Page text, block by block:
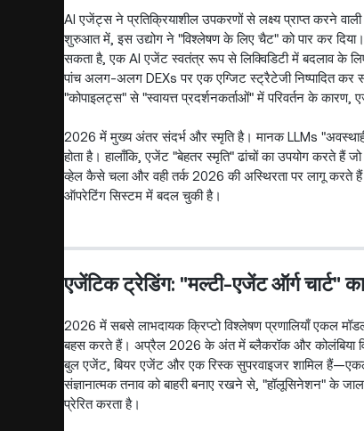
AI एजेंट्स ने प्रतिक्रियाशील उपकरणों से लक्ष्य प्राप्त करने
शुरुआत में, इस उद्योग ने "विश्लेषण के लिए चैट" को पार कर
सकता है, एक AI एजेंट स्वतंत्र रूप से लिक्विडिटी में बदलाव के
पांच अलग-अलग DEXs पर एक एग्जिट स्ट्रैटेजी निष्पादित
"कोपाइलट्स" से "स्वायत्त प्रदर्शनकर्ताओं" में परिवर्तन के
2026 में मुख्य अंतर संदर्भ और स्मृति है। मानक LLMs
होता है। हालाँकि, एजेंट "बेहतर स्मृति" ढांचों का उपयोग करते
व्हेल कैसे चला और वही तर्क 2026 की अस्थिरता पर लागू करते
ऑपरेटिंग सिस्टम में बदल चुकी है।
एजेंटिक ट्रेडिंग: "मल्टी-एजेंट ऑर्ग चार्ट"
2026 में सबसे लाभदायक क्रिप्टो विश्लेषण प्रणालियाँ एकल
बहस करते हैं। अप्रैल 2026 के अंत में ब्लैकरॉक और कोलंबिया
बुल एजेंट, बियर एजेंट और एक रिस्क सुपरवाइजर शामिल हैं—एकल
संज्ञानात्मक तनाव को बाहरी बनाए रखने से, "हॉलूसिनेशन" के
प्रेरित करता है।